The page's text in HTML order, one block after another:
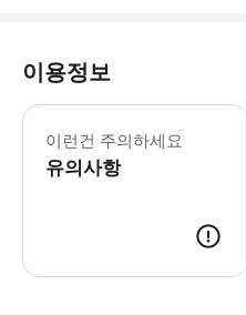
이용정보
이런건 주의하세요
유의사항